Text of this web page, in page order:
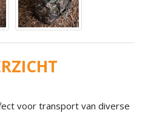
voor transport van diverse